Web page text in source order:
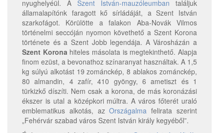
nyughelyéül. A Szent István-mauzóleumban találjuk
államalapítónk faragott kő sírládáját, a Szent István
szarkofágot. Körülötte a falakon Aba-Novák Vilmos
történelmi seccóján nyomon követhető a Szent Korona
története és a Szent Jobb legendája. A Városházán a
Szent Korona hiteles másolata is megtekinthető. Alapja
finom ezüst, a bevonathoz színaranyat használtak. A 1,5
kg súlyú alkotást 19 zománckép, 8 ablakos zománckép,
80 almandin, 4 zafír, 410 gyöngy, 6 ametiszt és 1
türkizkő díszíti. Nem csak a korona, de más koronázási
ékszer is utal a középkori múltra. A város főterét uraló
emblematikus alkotás, azOrszágalma felirata szerint
„Fehérvár szabad város Szent István király kegyéből”.